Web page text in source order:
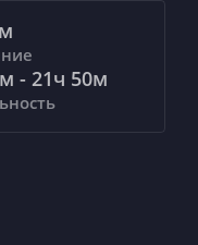
- 21ч 50м